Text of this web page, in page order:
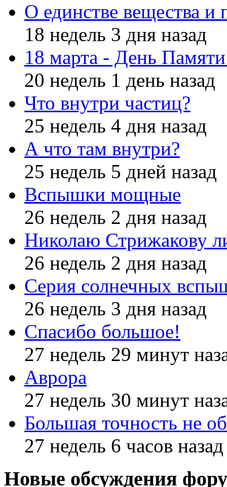
О единстве вещества и
18 недель 3 дня назад
18 марта - День
20 недель 1 день назад
Что внутри частиц?
25 недель 4 дня назад
А что там внутри?
25 недель 5 дней назад
Вспышки мощные
26 недель 2 дня назад
Николаю Стрижакову
26 недель 2 дня назад
Серия солнечных
26 недель 3 дня назад
Спасибо большое!
27 недель 29 минут
Аврора
27 недель 30 минут
Большая точность не
27 недель 6 часов назад
Новые обсуждения